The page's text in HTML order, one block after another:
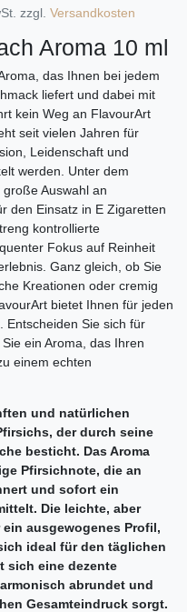
zzgl. Versandkosten
Aroma 10 ml
das Ihnen bei jedem
liefert und dabei mit
kein Weg an FlavourArt
seit vielen Jahren für
Leidenschaft und
werden. Unter dem
Auswahl an
den Einsatz in E Zigaretten
kontrollierte
Fokus auf Reinheit
Ganz gleich, ob Sie
Kreationen oder cremig
bietet Ihnen für jeden
Entscheiden Sie sich für
ein Aroma, das Ihren
einem echten
und natürlichen
der durch seine
besticht. Das Aroma
Pfirsichnote, die an
und sofort ein
Die leichte, aber
ausgewogenes Profil,
ideal für den täglichen
sich eine dezente
abrundet und
Gesamteindruck sorgt.